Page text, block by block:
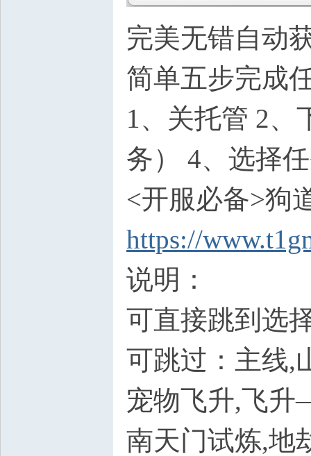
完美无错自动
简单五步完成
1、关托管 2、
务） 4、选择
<开服必备>狗
https://
说明：
可直接跳到选
可跳过：主线,
宠物飞升,飞
南天门试炼,地